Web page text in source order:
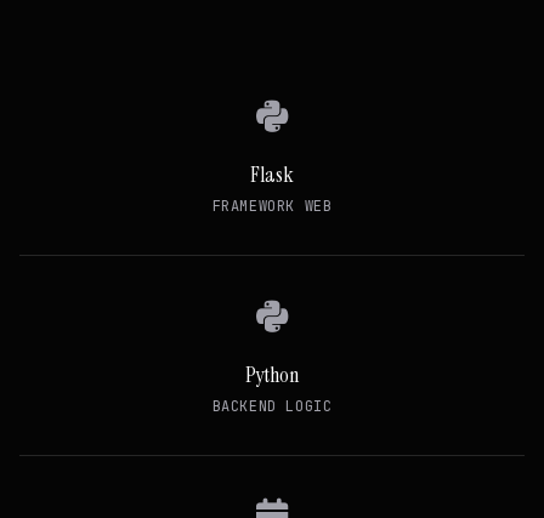
Flask
FRAMEWORK WEB
Python
BACKEND LOGIC